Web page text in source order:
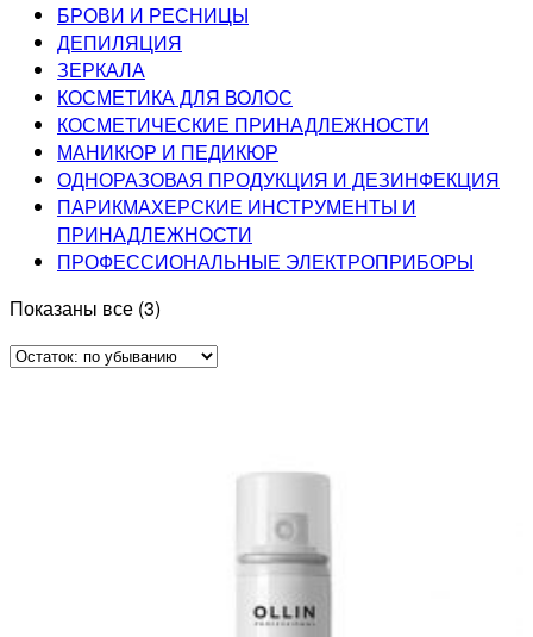
БРОВИ И РЕСНИЦЫ
ДЕПИЛЯЦИЯ
ЗЕРКАЛА
КОСМЕТИКА ДЛЯ ВОЛОС
КОСМЕТИЧЕСКИЕ ПРИНАДЛЕЖНОСТИ
МАНИКЮР И ПЕДИКЮР
ОДНОРАЗОВАЯ ПРОДУКЦИЯ И ДЕЗИНФЕКЦИЯ
ПАРИКМАХЕРСКИЕ ИНСТРУМЕНТЫ И
ПРИНАДЛЕЖНОСТИ
ПРОФЕССИОНАЛЬНЫЕ ЭЛЕКТРОПРИБОРЫ
Показаны все (3)